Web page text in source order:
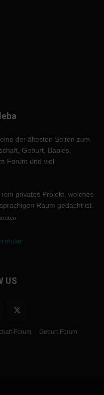
der ältesten Seiten zum
Geburt, Babies,
Forum und viel
privates Projekt, welches
Raum gedacht ist.
US
Forum
Geburt-Forum